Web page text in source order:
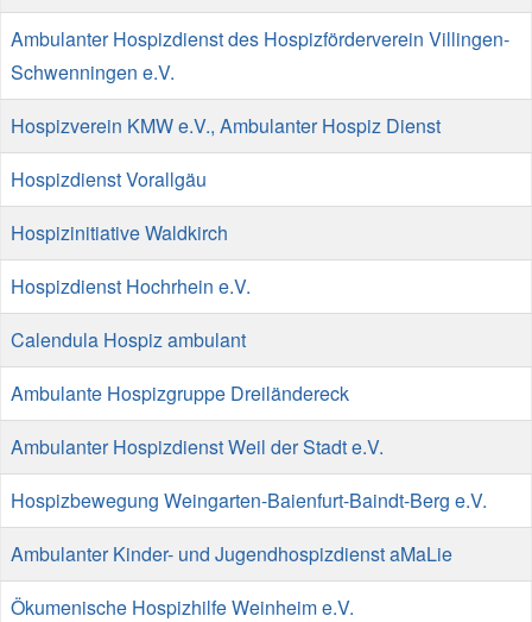
Ambulanter Hospizdienst des Hospizförderverein Villingen-
Schwenningen e.V.
Hospizverein KMW e.V., Ambulanter Hospiz Dienst
Hospizdienst Vorallgäu
Hospizinitiative Waldkirch
Hospizdienst Hochrhein e.V.
Calendula Hospiz ambulant
Ambulante Hospizgruppe Dreiländereck
Ambulanter Hospizdienst Weil der Stadt e.V.
Hospizbewegung Weingarten-Baienfurt-Baindt-Berg e.V.
Ambulanter Kinder- und Jugendhospizdienst aMaLie
Ökumenische Hospizhilfe Weinheim e.V.